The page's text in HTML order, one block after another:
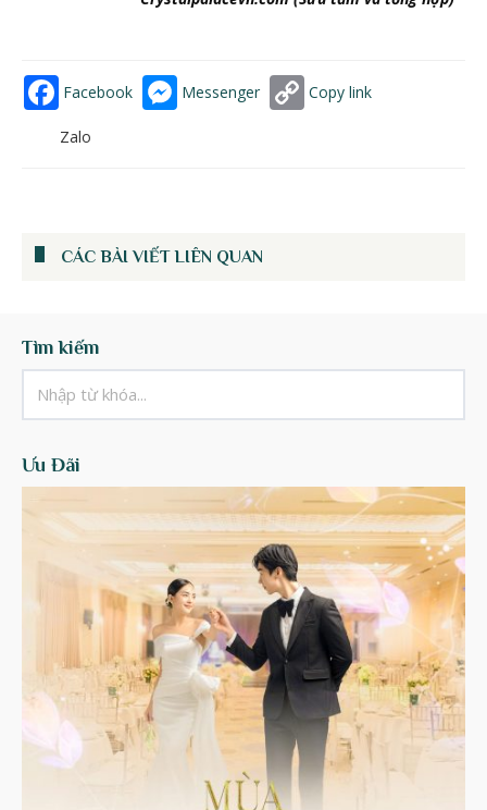
Facebook Messenger Copy link
Zalo
CÁC BÀI VIẾT LIÊN QUAN
Tìm kiếm
Ưu Đãi